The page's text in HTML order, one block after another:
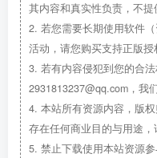
其内容和真实性负责，不提
2. 若您需要长期使用软件
活动，请您购买支持正版授
3. 若有内容侵犯到您的合
2931813237@qq.com，我
4. 本站所有资源内容，版
存在任何商业目的与用途，
5. 禁止下载使用本站资源